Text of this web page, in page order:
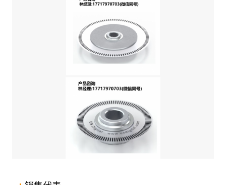
代理US DIGITAL,LIN,透射式线性编码器尺条,编码器码尺,适用于与 US
DIGITAL 的光学编码器模块（如 EM1、EM2）配合使用
代理US DIGITAL,HUBDISK-2,2英寸透射式旋转码盘,安装在精密机加工